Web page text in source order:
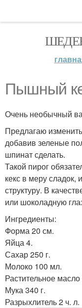
Пышный
Очень необычный
Предлагаю
добавив зеленые
шпинат сделать.
Такой пирог
кекс в меру сладок,
структуру. В
или шоколадную
Ингредиенты:
Форма 20 см.
Яйца 4.
Сахар 250 г.
Молоко 100 мл.
Растительное
Мука 340 г.
Разрыхлитель 2 ч. л.